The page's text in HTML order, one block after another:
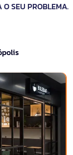
O SEU PROBLEMA.